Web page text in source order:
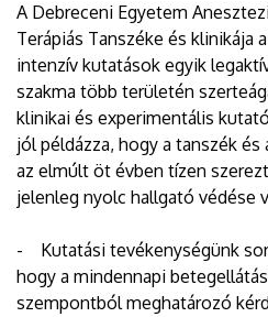
A Debreceni Egyetem
Terápiás Tanszéke és klinikája
intenzív kutatások egyik
szakma több területén
klinikai és experimentális
jól példázza, hogy a tanszék
az elmúlt öt évben tízen
jelenleg nyolc hallgató védése
- Kutatási tevékenységünk
hogy a mindennapi
szempontból meghatározó